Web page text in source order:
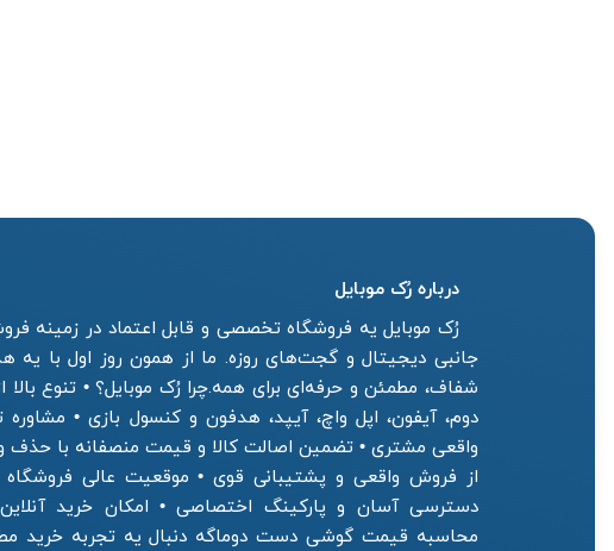
درباره رُک‌ موبایل
رُک موبایل یه فروشگاه تخصصی و قابل اعتماد در زمینه
جانبی دیجیتال و گجت‌های روزه. ما از همون روز اول با یه
شفاف، مطمئن و حرفه‌ای برای همه.چرا رُک موبایل؟ • تنوع
دوم، آیفون، اپل واچ، آیپد، هدفون و کنسول بازی •
واقعی مشتری • تضمین اصالت کالا و قیمت منصفانه با
از فروش واقعی و پشتیبانی قوی • موقعیت عالی فروشگاه
دسترسی آسان و پارکینگ اختصاصی • امکان خرید آنلاین
محاسبه قیمت گوشی دست دوماگه دنبال یه تجربه خرید